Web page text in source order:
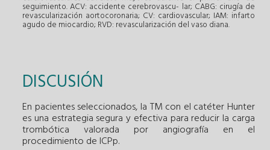
seguimiento. ACV: accidente cerebrovascu- ­lar; CABG: cirugía de
revascularización aortocoronaria; CV: cardiovascular; IAM: infarto
agudo de miocardio; RVD: revascularización del vaso diana.
DISCUSIÓN
En pacientes seleccionados, la TM con el catéter Hunter
es una estrategia segura y efectiva para reducir la carga
trombótica valorada por angiografía en el
procedimiento de ICPp.